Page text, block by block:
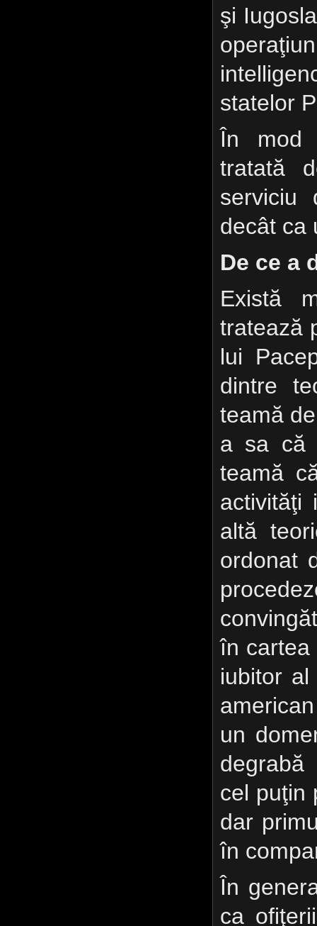
şi
statelor
În mod
tratată
serviciu
decât ca
De ce a
Există
tratează
lui
dintre
teamă
a sa că
teamă
activităţi
altă
ordonat
în cartea
iubitor
un
cel puţin
dar
în
În
ca